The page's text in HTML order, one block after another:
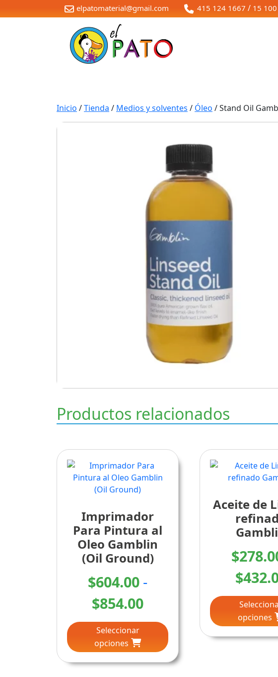
elpatomaterial@gmail.com 415 124 1667 / 15
Inicio /Tienda / Medios y solventes / Óleo / Stand Oil
Productos relacionados
Imprimador
Para Pintura al
Oleo Gamblin
(Oil Ground)
$604.00 -
$854.00Rango
de
precios:
desde
Seleccionar
opciones
producto
tiene
múltiples
variantes.
Aceite de
$
$
opciones